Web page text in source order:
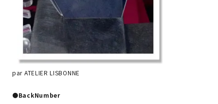
par ATELIER LISBONNE
●BackNumber